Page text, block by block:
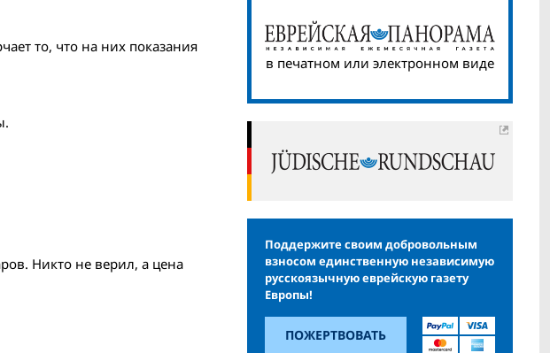
то, что на них показания
Никто не верил, а цена
в печатном или электронном виде
Поддержите своим добровольным
взносом единственную независимую
русскоязычную еврейскую газету
Европы!
ПОЖЕРТВОВАТЬ